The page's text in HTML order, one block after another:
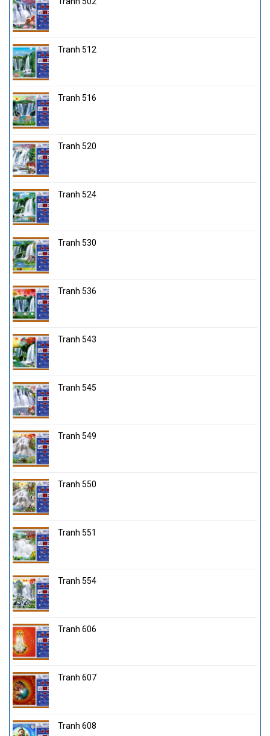
Tranh 512
Tranh 516
Tranh 520
Tranh 524
Tranh 530
Tranh 536
Tranh 543
Tranh 545
Tranh 549
Tranh 550
Tranh 551
Tranh 554
Tranh 606
Tranh 607
Tranh 608